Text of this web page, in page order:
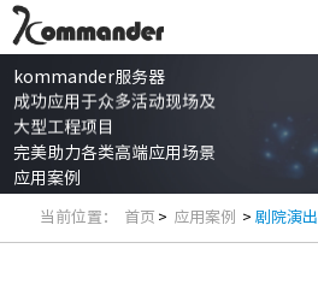
kommander服务器
成功应用于众多活动现场及
大型工程项目
完美助力各类高端应用场景
应用案例
当前位置： 首页 > 应用案例 >剧院演出